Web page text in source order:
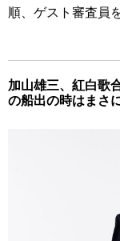
順、ゲスト審査員
加山雄三、紅白歌
の船出の時はまさ